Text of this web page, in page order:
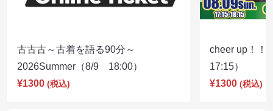
古古古～古着を語る90分～
2026Summer（8/9 18:00）
¥1300 (税込)
cheer up！
17:15）
¥1300 (税込)